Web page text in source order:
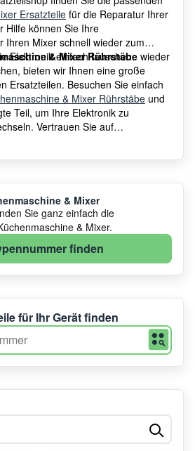
Ersatzteile für die Reparatur Ihrer
Hilfe können Sie Ihre
Ihren Mixer schnell wieder zum
Elektronik einfach tauschen.
& Mixer Rührstäbe wieder
bieten wir Ihnen eine große
Ersatzteilen. Besuchen Sie einfach
& Mixer Rührstäbe und
Teil, um Ihre Elektronik zu
Vertrauen Sie auf
für Küchenmaschine &
& Mixer
Sie ganz einfach die
& Mixer.
finden
für Ihr Gerät finden